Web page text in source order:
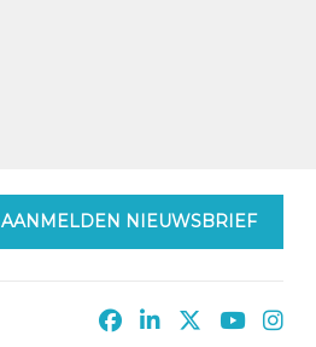
AANMELDEN NIEUWSBRIEF